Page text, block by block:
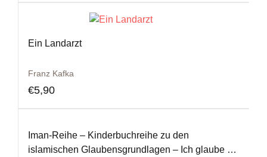
Ein Landarzt
Franz Kafka
€5,90
Iman-Reihe – Kinderbuchreihe zu den
islamischen Glaubensgrundlagen – Ich glaube an